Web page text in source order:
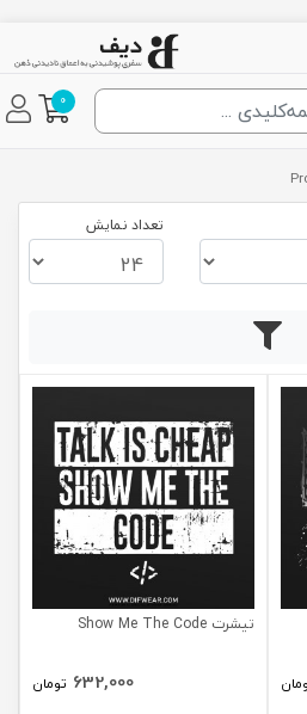
0
تعداد نمایش
تیشرت Show Me The Code
632,000 تومان